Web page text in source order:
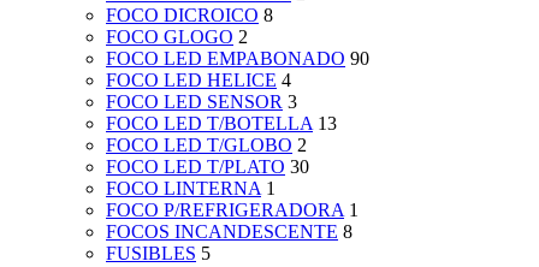
FOCO DICROICO 8
FOCO GLOGO 2
FOCO LED EMPABONADO 90
FOCO LED HELICE 4
FOCO LED SENSOR 3
FOCO LED T/BOTELLA 13
FOCO LED T/GLOBO 2
FOCO LED T/PLATO 30
FOCO LINTERNA 1
FOCO P/REFRIGERADORA 1
FOCOS INCANDESCENTE 8
FUSIBLES 5